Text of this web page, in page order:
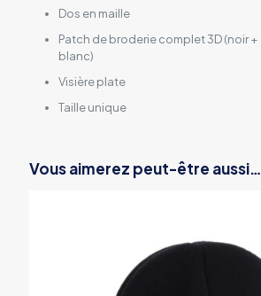
Dos en maille
Patch de broderie complet 3D (noir +
blanc)
Visière plate
Taille unique
Vous aimerez peut-être aussi…